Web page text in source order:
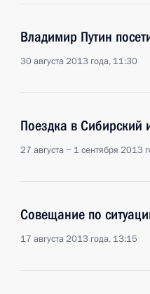
Владимир Путин
30 августа 2013 года, 11:30
Поездка в Сибирский
27 августа − 1 сентября 2013
Совещание по
17 августа 2013 года, 13:15